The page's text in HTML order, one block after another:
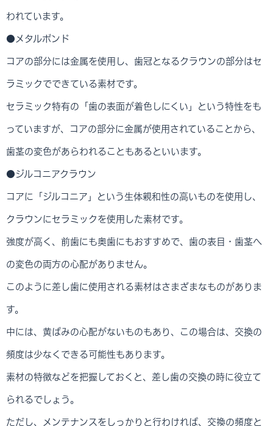
われています。
●メタルボンド
コアの部分には金属を使用し、歯冠となるクラウンの部分はセ
ラミックでできている素材です。
セラミック特有の「歯の表面が着色しにくい」という特性をも
っていますが、コアの部分に金属が使用されていることから、
歯茎の変色があらわれることもあるといいます。
●ジルコニアクラウン
コアに「ジルコニア」という生体親和性の高いものを使用し、
クラウンにセラミックを使用した素材です。
強度が高く、前歯にも奥歯にもおすすめで、歯の表目・歯茎へ
の変色の両方の心配がありません。
このように差し歯に使用される素材はさまざまなものがありま
す。
中には、黄ばみの心配がないものもあり、この場合は、交換の
頻度は少なくできる可能性もあります。
素材の特徴などを把握しておくと、差し歯の交換の時に役立て
られるでしょう。
ただし、メンテナンスをしっかりと行わければ、交換の頻度と